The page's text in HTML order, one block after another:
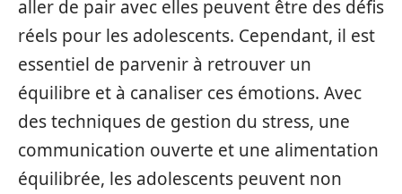
aller de pair avec elles peuvent être des défis
réels pour les adolescents. Cependant, il est
essentiel de parvenir à retrouver un
équilibre et à canaliser ces émotions. Avec
des techniques de gestion du stress, une
communication ouverte et une alimentation
équilibrée, les adolescents peuvent non